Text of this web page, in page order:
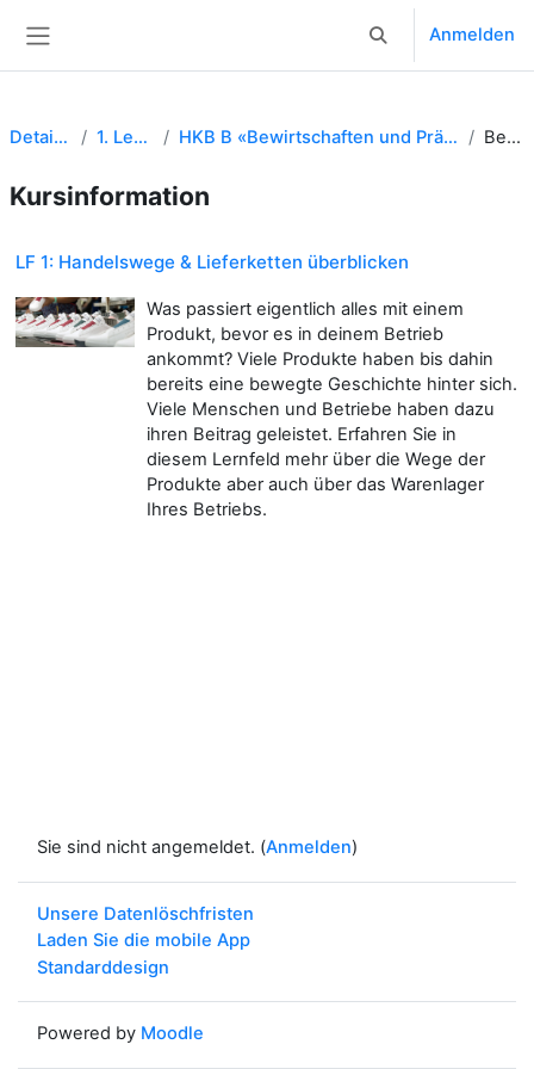
Sucheingabe
Anmelden
Detailhandel EFZ 1. Lehrjahr 25 DHF HKB B «Bewirtschaften und Präsentieren von Produkten und Dienstleistungen» Beschreibung
Kursinformation
LF 1: Handelswege & Lieferketten überblicken
Was passiert eigentlich alles mit einem
Produkt, bevor es in deinem Betrieb
ankommt? Viele Produkte haben bis dahin
bereits eine bewegte Geschichte hinter sich.
Viele Menschen und Betriebe haben dazu
ihren Beitrag geleistet. Erfahren Sie in
diesem Lernfeld mehr über die Wege der
Produkte aber auch über das Warenlager
Ihres Betriebs.
Sie sind nicht angemeldet. (Anmelden)
Unsere Datenlöschfristen
Laden Sie die mobile App
Standarddesign
Powered by Moodle